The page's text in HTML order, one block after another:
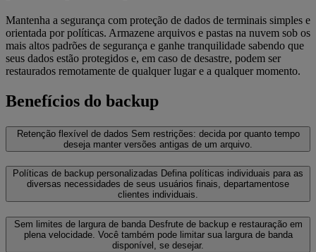
Mantenha a segurança com proteção de dados de terminais simples e
orientada por políticas. Armazene arquivos e pastas na nuvem sob os
mais altos padrões de segurança e ganhe tranquilidade sabendo que
seus dados estão protegidos e, em caso de desastre, podem ser
restaurados remotamente de qualquer lugar e a qualquer momento.
Benefícios do backup
Retenção flexível de dados Sem restrições: decida por quanto tempo
deseja manter versões antigas de um arquivo.
Políticas de backup personalizadas Defina políticas individuais para as
diversas necessidades de seus usuários finais, departamentose
clientes individuais.
Sem limites de largura de banda Desfrute de backup e restauração em
plena velocidade. Você também pode limitar sua largura de banda
disponível, se desejar.